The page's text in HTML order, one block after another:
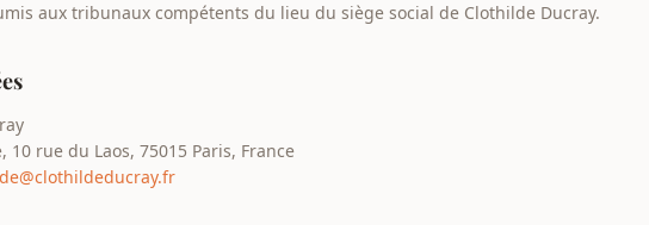
aux tribunaux compétents du lieu du siège social de Clothilde Ducray.
10 rue du Laos, 75015 Paris, France